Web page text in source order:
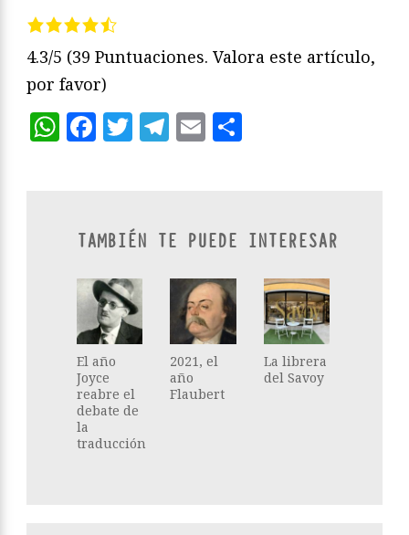
4.3/5 (39 Puntuaciones. Valora este artículo,
por favor)
WhatsApp
Facebook
Twitter
Telegram
Email
TAMBIÉN TE PUEDE INTERESAR
El año
Joyce
reabre el
debate de
la
traducción
2021, el
año
Flaubert
La librera
del Savoy